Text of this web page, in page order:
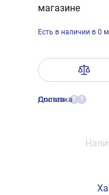
магазине
Есть в наличии в 0
Оплата ?
Доставка ?